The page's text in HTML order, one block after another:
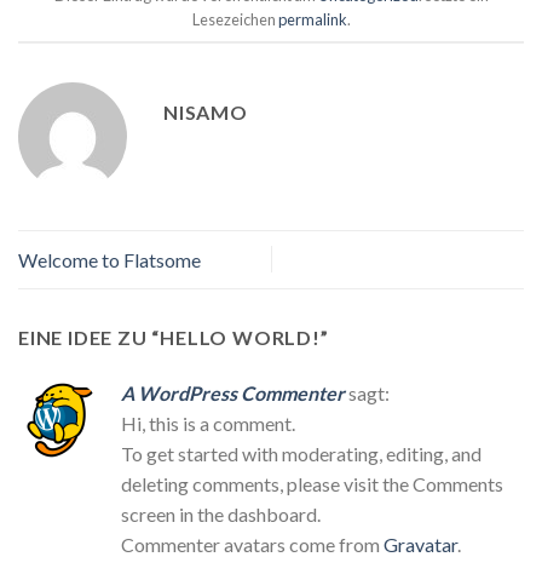
Lesezeichenpermalink.
NISAMO
Welcome to Flatsome
EINE IDEE ZU “HELLO WORLD!”
A WordPress Commentersagt:
Hi, this is a comment.
To get started with moderating, editing, and
deleting comments, please visit the Comments
screen in the dashboard.
Commenter avatars come from Gravatar.